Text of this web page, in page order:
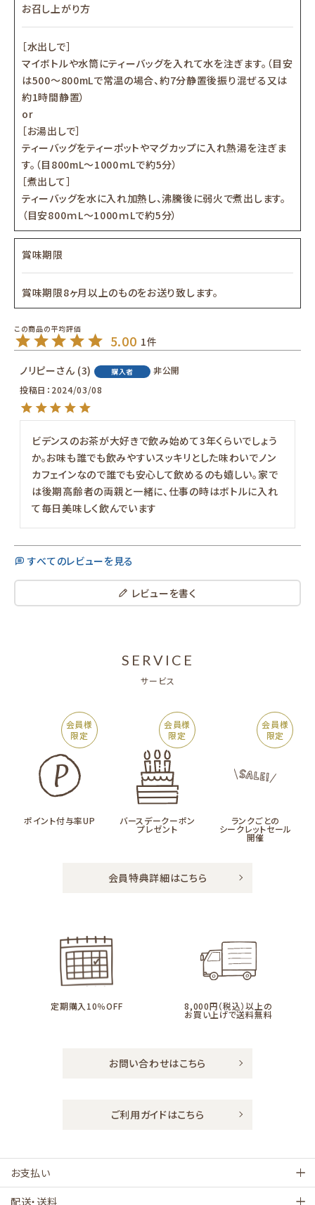
お召し上がり方
［水出しで］
マイボトルや水筒にティーバッグを入れて水を注ぎます。（目安
は500～800mLで常温の場合、約7分静置後振り混ぜる又は
約1時間静置）
or
［お湯出しで］
ティーバッグをティーポットやマグカップに入れ熱湯を注ぎま
す。（目800mL～1000ｍLで約5分）
［煮出して］
ティーバッグを水に入れ加熱し、沸騰後に弱火で煮出します。
（目安800ｍL～1000ｍLで約5分）
賞味期限
賞味期限8ヶ月以上のものをお送り致します。
5.00 1
ノリピー 3 購入者
非公開
投稿日
2024/03/08
ビデンスのお茶が大好きで飲み始めて3年くらいでしょう
か。お味も誰でも飲みやすいスッキリとした味わいでノン
カフェインなので誰でも安心して飲めるのも嬉しい。家で
は後期高齢者の両親と一緒に、仕事の時はボトルに入れ
て毎日美味しく飲んでいます
すべてのレビューを見る
レビューを書く
SERVICE
サービス
会員様
限定
ポイント付与率UP
会員様
限定
バースデークーポン
プレゼント
会員様
限定
ランクごとの
シークレットセール
開催
会員特典詳細はこちら
定期購入10％OFF 8,000円（税込）以上の
お買い上げで送料無料
お問い合わせはこちら
ご利用ガイドはこちら
お支払い
配送・送料